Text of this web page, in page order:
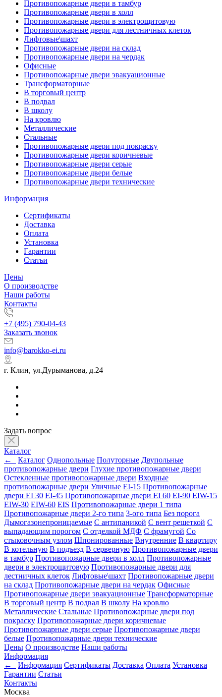
Противопожарные двери в тамбур
Противопожарные двери в холл
Противопожарные двери в электрощитовую
Противопожарные двери для лестничных клеток
Лифтовые\шахт
Противопожарные двери на склад
Противопожарные двери на чердак
Офисные
Противопожарные двери эвакуационные
Трансформаторные
В торговый центр
В подвал
В школу
На кровлю
Металлические
Стальные
Противопожарные двери под покраску
Противопожарные двери коричневые
Противопожарные двери серые
Противопожарные двери белые
Противопожарные двери технические
Информация
Сертификаты
Доставка
Оплата
Установка
Гарантии
Статьи
Цены
О производстве
Наши работы
Контакты
+7 (495) 790-04-43
Заказать звонок
info@barokko-ei.ru
г. Клин, ул.Дурыманова, д.24
Задать вопрос
Каталог
←
Каталог Однопольные Полуторные Двупольные
противопожарные двери Глухие противопожарные двери
Остекленные противопожарные двери Входные
противопожарные двери Уличные EI-15 Противопожарные
двери EI 30 EI-45 Противопожарные двери EI 60 EI-90 EIW-15
EIW-30 EIW-60 EIS Противопожарные двери 1 типа
Противопожарные двери 2-го типа 3-ого типа Без порога
Дымогазонепроницаемые С антипаникой С вент решеткой С
выпадающим порогом С отделкой МДФ С фрамугой Со
стыковочным узлом Шпонированные Внутренние В квартиру
В котельную В подъезд В серверную Противопожарные двери
в тамбур Противопожарные двери в холл Противопожарные
двери в электрощитовую Противопожарные двери для
лестничных клеток Лифтовые\шахт Противопожарные двери
на склад Противопожарные двери на чердак Офисные
Противопожарные двери эвакуационные Трансформаторные
В торговый центр В подвал В школу На кровлю
Металлические Стальные Противопожарные двери под
покраску Противопожарные двери коричневые
Противопожарные двери серые Противопожарные двери
белые Противопожарные двери технические
Цены О производстве Наши работы
Информация
←
Информация Сертификаты Доставка Оплата Установка
Гарантии Статьи
Контакты
Москва